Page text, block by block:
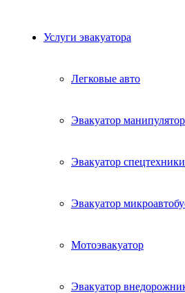
Услуги эвакуатора
Легковые авто
Эвакуатор манипулятор
Эвакуатор спецтехники
Эвакуатор
Мотоэвакуатор
Эвакуатор